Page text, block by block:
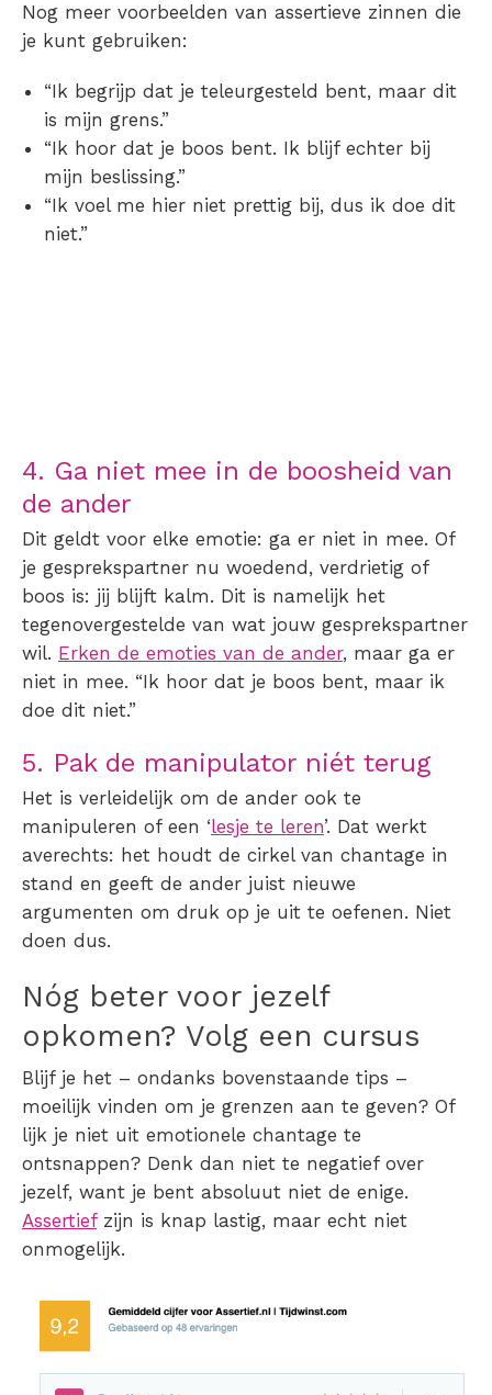
Nog meer voorbeelden van assertieve zinnen die
je kunt gebruiken:
“Ik begrijp dat je teleurgesteld bent, maar dit
is mijn grens.”
“Ik hoor dat je boos bent. Ik blijf echter bij
mijn beslissing.”
“Ik voel me hier niet prettig bij, dus ik doe dit
niet.”
4. Ga niet mee in de boosheid van
de ander
Dit geldt voor elke emotie: ga er niet in mee. Of
je gesprekspartner nu woedend, verdrietig of
boos is: jij blijft kalm. Dit is namelijk het
tegenovergestelde van wat jouw gesprekspartner
wil. Erken de emoties van de ander, maar ga er
niet in mee. “Ik hoor dat je boos bent, maar ik
doe dit niet.”
5. Pak de manipulator niét terug
Het is verleidelijk om de ander ook te
manipuleren of een ‘lesje te leren’. Dat werkt
averechts: het houdt de cirkel van chantage in
stand en geeft de ander juist nieuwe
argumenten om druk op je uit te oefenen. Niet
doen dus.
Nóg beter voor jezelf
opkomen? Volg een cursus
Blijf je het – ondanks bovenstaande tips –
moeilijk vinden om je grenzen aan te geven? Of
lijk je niet uit emotionele chantage te
ontsnappen? Denk dan niet te negatief over
jezelf, want je bent absoluut niet de enige.
Assertiefzijn is knap lastig, maar echt niet
onmogelijk.